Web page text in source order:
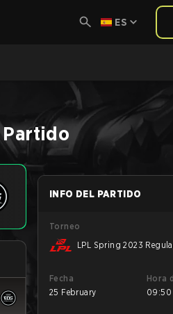
ES
Partido
INFO DEL PARTIDO
Torneo
LPL Spring 2023
Fecha
25 February
Hora
09:50